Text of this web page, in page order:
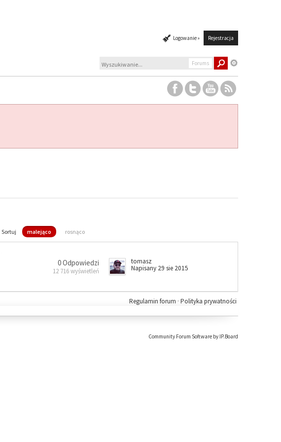
Logowanie » Rejestracja
Forums
Sortuj malejąco rosnąco
0 Odpowiedzi
12 716 wyświetleń
tomasz
Napisany 29 sie 2015
Polityka prywatności
Regulamin forum ·
Community Forum Software by IP.Board